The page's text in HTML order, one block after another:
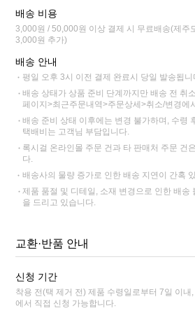
배송 비용
3,000원 / 50,000원 이상 결제 시 무료배송(제주
3,000원 추가)
배송 안내
평일 오후 3시 이전 결제 완료시 당일 발송됩니
배송 상태가 상품 준비 단계까지만 배송 전 취
페이지>최근주문내역>주문상세>취소/변경에
배송 준비 상태 이후에는 변경 불가하며, 수령
택배비는 고객님 부담입니다.
록시걸 온라인몰 주문 건과 타 판매처 주문 건
다.
배송사의 물량 증가로 인한 배송 지연이 간혹
제품 품절 및 디테일, 소재 변경으로 인한 배송
을 드리고 있습니다.
교환·반품 안내
신청 기간
착용 전(택 제거 전) 제품 수령일로부터 7일 이내
에서 직접 신청 가능합니다.